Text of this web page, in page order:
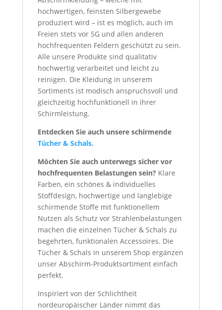
hochwertigen, feinsten Silbergewebe
produziert wird – ist es möglich, auch im
Freien stets vor 5G und allen anderen
hochfrequenten Feldern geschützt zu sein.
Alle unsere Produkte sind qualitativ
hochwertig verarbeitet und leicht zu
reinigen. Die Kleidung in unserem
Sortiments ist modisch anspruchsvoll und
gleichzeitig hochfunktionell in ihrer
Schirmleistung.
Entdecken Sie auch unsere schirmende
Tücher & Schals.
Möchten Sie auch unterwegs sicher vor
hochfrequenten Belastungen sein? Klare
Farben, ein schönes & individuelles
Stoffdesign, hochwertige und langlebige
schirmende Stoffe mit funktionellem
Nutzen als Schutz vor Strahlenbelastungen
machen die einzelnen Tücher & Schals zu
begehrten, funktionalen Accessoires. Die
Tücher & Schals in unserem Shop ergänzen
unser Abschirm-Produktsortiment einfach
perfekt.
Inspiriert von der Schlichtheit
nordeuropäischer Länder nimmt das